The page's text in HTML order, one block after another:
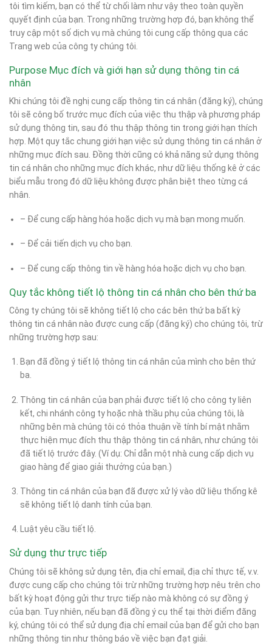
tôi tìm kiếm, bạn có thể từ chối làm như vậy theo toàn quyền
quyết định của bạn. Trong những trường hợp đó, bạn không thể
truy cập một số dịch vụ mà chúng tôi cung cấp thông qua các
Trang web của công ty chúng tôi.
Purpose Mục đích và giới hạn sử dụng thông tin cá
nhân
Khi chúng tôi đề nghị cung cấp thông tin cá nhân (đăng ký), chúng
tôi sẽ công bố trước mục đích của việc thu thập và phương pháp
sử dụng thông tin, sau đó thu thập thông tin trong giới hạn thích
hợp. Một quy tắc chung giới hạn việc sử dụng thông tin cá nhân ở
những mục đích sau. Đồng thời cũng có khả năng sử dụng thông
tin cá nhân cho những mục đích khác, như dữ liệu thống kê ở các
biểu mẫu trong đó dữ liệu không được phân biệt theo từng cá
nhân.
– Để cung cấp hàng hóa hoặc dịch vụ mà bạn mong muốn.
– Để cải tiến dịch vụ cho bạn.
– Để cung cấp thông tin về hàng hóa hoặc dịch vụ cho bạn.
Quy tắc không tiết lộ thông tin cá nhân cho bên thứ ba
Công ty chúng tôi sẽ không tiết lộ cho các bên thứ ba bất kỳ
thông tin cá nhân nào được cung cấp (đăng ký) cho chúng tôi, trừ
những trường hợp sau:
Bạn đã đồng ý tiết lộ thông tin cá nhân của mình cho bên thứ
ba.
Thông tin cá nhân của bạn phải được tiết lộ cho công ty liên
kết, chi nhánh công ty hoặc nhà thầu phụ của chúng tôi, là
những bên mà chúng tôi có thỏa thuận về tính bí mật nhằm
thực hiện mục đích thu thập thông tin cá nhân, như chúng tôi
đã tiết lộ trước đây. (Ví dụ: Chỉ dẫn một nhà cung cấp dịch vụ
giao hàng để giao giải thưởng của bạn.)
Thông tin cá nhân của bạn đã được xử lý vào dữ liệu thống kê
sẽ không tiết lộ danh tính của bạn.
Luật yêu cầu tiết lộ.
Sử dụng thư trực tiếp
Chúng tôi sẽ không sử dụng tên, địa chỉ email, địa chỉ thực tế, v.v.
được cung cấp cho chúng tôi trừ những trường hợp nêu trên cho
bất kỳ hoạt động gửi thư trực tiếp nào mà không có sự đồng ý
của bạn. Tuy nhiên, nếu bạn đã đồng ý cụ thể tại thời điểm đăng
ký, chúng tôi có thể sử dụng địa chỉ email của bạn để gửi cho bạn
những thông tin như thông báo về việc bạn đạt giải.